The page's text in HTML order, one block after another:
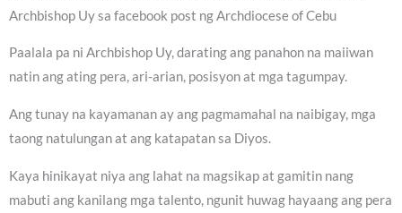
Archbishop Uy sa facebook post ng Archdiocese of Cebu
Paalala pa ni Archbishop Uy, darating ang panahon na maiiwan
natin ang ating pera, ari-arian, posisyon at mga tagumpay.
Ang tunay na kayamanan ay ang pagmamahal na naibigay, mga
taong natulungan at ang katapatan sa Diyos.
Kaya hinikayat niya ang lahat na magsikap at gamitin nang
mabuti ang kanilang mga talento, ngunit huwag hayaang ang pera